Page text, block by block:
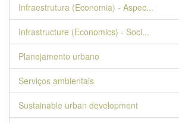
Infraestrutura (Economia) - Aspec...
Infrastructure (Economics) - Soci...
Planejamento urbano
Serviços ambientais
Sustainable urban development